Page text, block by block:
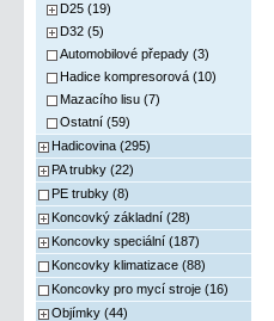
D25 (19)
D32 (5)
Automobilové přepady (3)
Hadice kompresorová (10)
Mazacího lisu (7)
Ostatní (59)
Hadicovina (295)
PA trubky (22)
PE trubky (8)
Koncovký základní (28)
Koncovky speciální (187)
Koncovky klimatizace (88)
Koncovky pro mycí stroje (16)
Objímky (44)